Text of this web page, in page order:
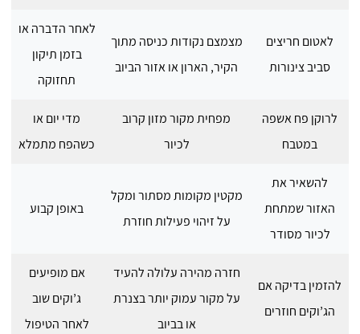
לאטום חריצים
סביב צינורות
מצמצם נקודות כניסה מתוך
הקיר, הארון או אזור הביוב
לאחר הדברה או
בזמן תיקון
תחזוקה
לרוקן פח אשפה
במטבח
מפחית מקור מזון קרוב
לכיור
מדי יום או
כשהפח מתמלא
להשאיר את
האזור שמתחת
לכיור מסודר
מקטין מקומות מסתור ומקל
על זיהוי פעילות חוזרת
באופן קבוע
להזמין בדיקה אם
הג’וקים חוזרים
חזרה מהירה עלולה להעיד
על מקור עמוק יותר בצנרת
או בביוב
אם מופיעים
ג’וקים שוב
לאחר הטיפול